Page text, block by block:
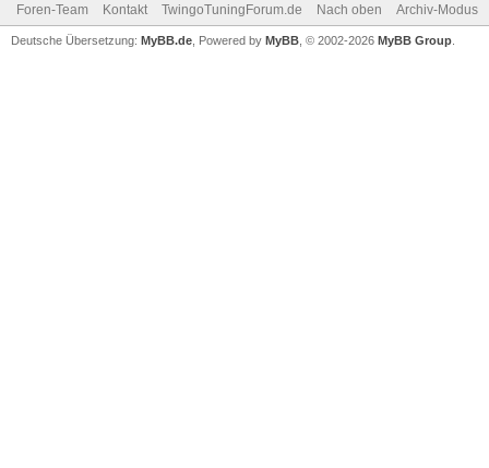
Foren-Team Kontakt TwingoTuningForum.de Nach oben Archiv-Modus
Deutsche Übersetzung: MyBB.de , Powered by MyBB , © 2002-2026 MyBB Group